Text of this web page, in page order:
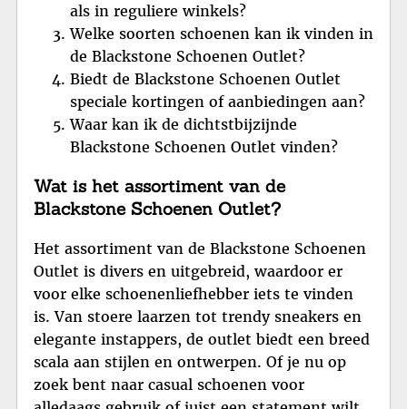
als in reguliere winkels?
Welke soorten schoenen kan ik vinden in
de Blackstone Schoenen Outlet?
Biedt de Blackstone Schoenen Outlet
speciale kortingen of aanbiedingen aan?
Waar kan ik de dichtstbijzijnde
Blackstone Schoenen Outlet vinden?
Wat is het assortiment van de
Blackstone Schoenen Outlet?
Het assortiment van de Blackstone Schoenen
Outlet is divers en uitgebreid, waardoor er
voor elke schoenenliefhebber iets te vinden
is. Van stoere laarzen tot trendy sneakers en
elegante instappers, de outlet biedt een breed
scala aan stijlen en ontwerpen. Of je nu op
zoek bent naar casual schoenen voor